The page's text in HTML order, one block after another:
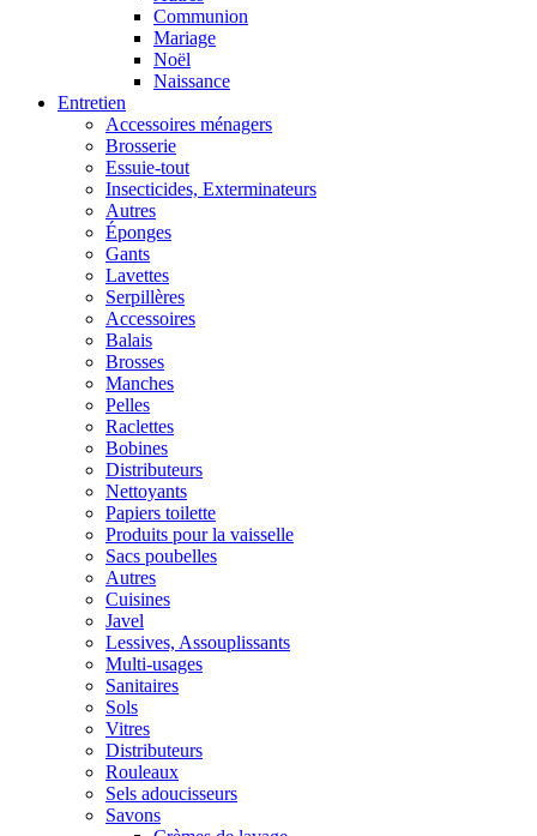
Communion
Mariage
Noël
Naissance
Entretien
Accessoires ménagers
Brosserie
Essuie-tout
Insecticides, Exterminateurs
Autres
Éponges
Gants
Lavettes
Serpillères
Accessoires
Balais
Brosses
Manches
Pelles
Raclettes
Bobines
Distributeurs
Nettoyants
Papiers toilette
Produits pour la vaisselle
Sacs poubelles
Autres
Cuisines
Javel
Lessives, Assouplissants
Multi-usages
Sanitaires
Sols
Vitres
Distributeurs
Rouleaux
Sels adoucisseurs
Savons